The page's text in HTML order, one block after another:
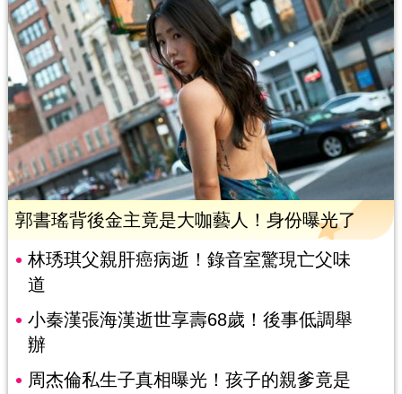
郭書瑤背後金主竟是大咖藝人！身份曝光了
林琇琪父親肝癌病逝！錄音室驚現亡父味
道
小秦漢張海漢逝世享壽68歲！後事低調舉
辦
周杰倫私生子真相曝光！孩子的親爹竟是